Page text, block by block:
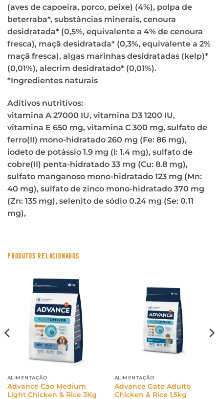
(aves de capoeira, porco, peixe) (4%), polpa de
beterraba*, substâncias minerais, cenoura
desidratada* (0,5%, equivalente a 4% de cenoura
fresca), maçã desidratada* (0,3%, equivalente a 2%
maçã fresca), algas marinhas desidratadas (kelp)*
(0,01%), alecrim desidratado* (0,01%).
*Ingredientes naturais
Aditivos nutritivos:
vitamina A 27000 IU, vitamina D3 1200 IU,
vitamina E 650 mg, vitamina C 300 mg, sulfato de
ferro(II) mono-hidratado 260 mg (Fe: 86 mg),
iodeto de potássio 1.9 mg (I: 1.4 mg), sulfato de
cobre(II) penta-hidratado 33 mg (Cu: 8.8 mg),
sulfato manganoso mono-hidratado 123 mg (Mn:
40 mg), sulfato de zinco mono-hidratado 370 mg
(Zn: 135 mg), selenito de sódio 0.24 mg (Se: 0.11
mg),
PRODUTOS RELACIONADOS
ALIMENTAÇÃO
Advance Cão Medium
Light Chicken & Rice 3Kg
ALIMENTAÇÃO
Advance Gato Adulto
Chicken & Rice 1,5kg